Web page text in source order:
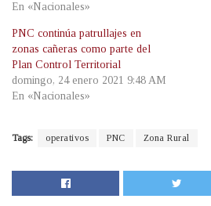
En «Nacionales»
PNC continúa patrullajes en
zonas cañeras como parte del
Plan Control Territorial
domingo, 24 enero 2021 9:48 AM
En «Nacionales»
Tags: operativos PNC Zona Rural